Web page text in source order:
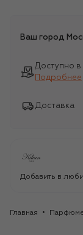
Ваш город
Доступно в
Подробнее
Доставка
Добавить в
Главная